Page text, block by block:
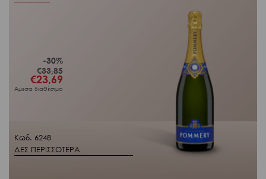
Κωδ. 6248
ΔΕΣ ΠΕΡΙΣΣΟΤΕΡΑ
-30%
€33,85
Original
price
was:
€23,69
Άμεσα διαθέσιμο